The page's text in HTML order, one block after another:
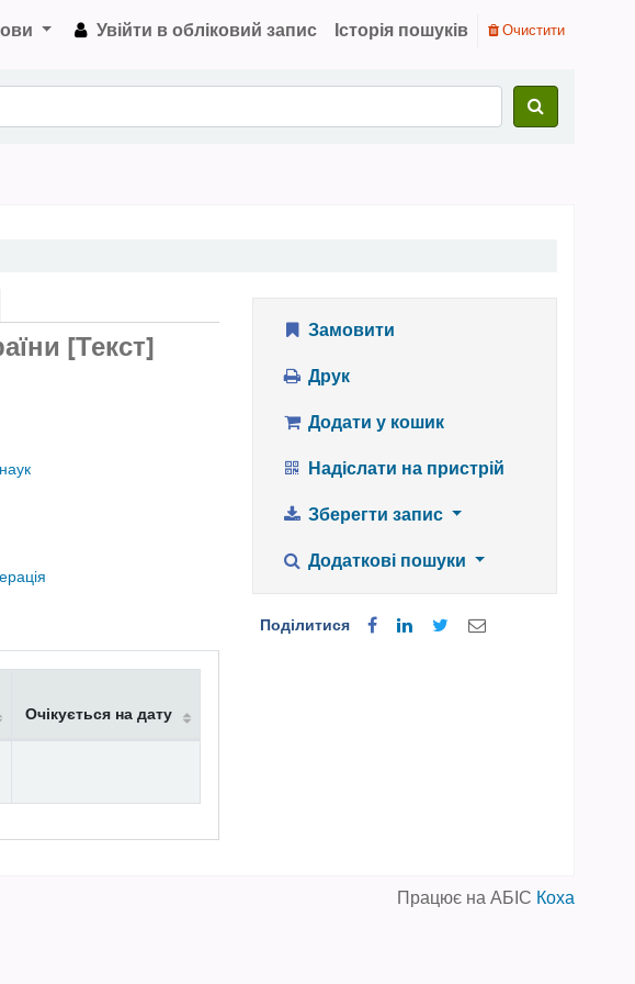
Увійти в обліковий запис Історія пошуків Очистити
[Текст]
Очікується на дату
Замовити
Друк
Додати у кошик
Надіслати на пристрій
Зберегти запис
Додаткові пошуки
Поділитися
Працює на АБІС Коха